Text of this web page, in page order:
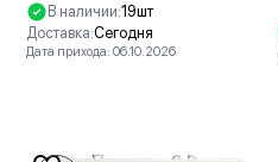
В наличии:19шт
Доставка:Сегодня
Дата прихода: 06.10.2026